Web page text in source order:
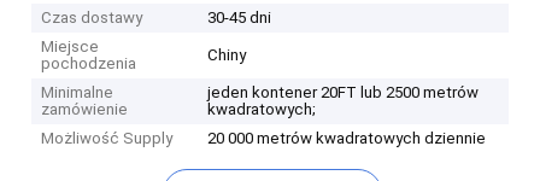
Czas dostawy
30-45 dni
Miejsce
pochodzenia
Chiny
Minimalne
zamówienie
jeden kontener 20FT lub 2500 metrów
kwadratowych;
Możliwość Supply
20 000 metrów kwadratowych dziennie